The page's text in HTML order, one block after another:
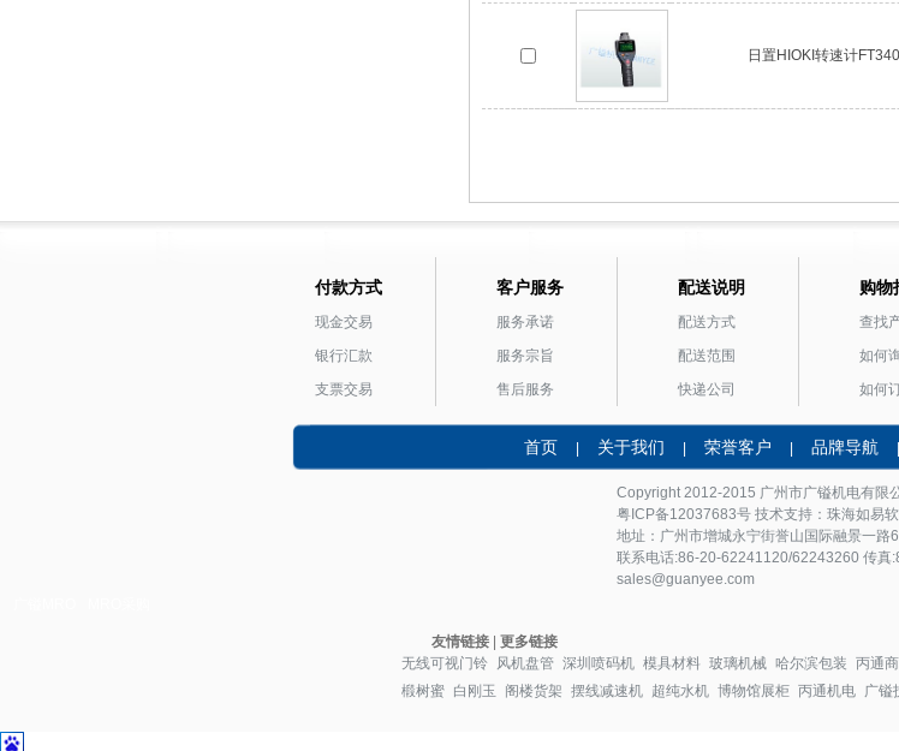
日置HIOKI转速计
付款方式
现金交易
银行汇款
支票交易
客户服务
服务承诺
服务宗旨
售后服务
配送说明
配送方式
配送范围
快递公司
购物
查找
如何
如何
首页 | 关于我们 | 荣誉客户 | 品牌导航 |
Copyright 2012-2015 广州市广镒机电有限
粤ICP备12037683号技术支持：珠海如易
地址：广州市增城永宁街誉山国际融景一路
联系电话:86-20-62241120/62243260 传真
sales@guanyee.com
友情链接| 更多链接
无线可视门铃
风机盘管 深圳喷码机 模具材料 玻璃机械 哈尔滨包装 丙通
椴树蜜 白刚玉 阁楼货架 摆线减速机 超纯水机 博物馆展柜 丙通机电 广镒